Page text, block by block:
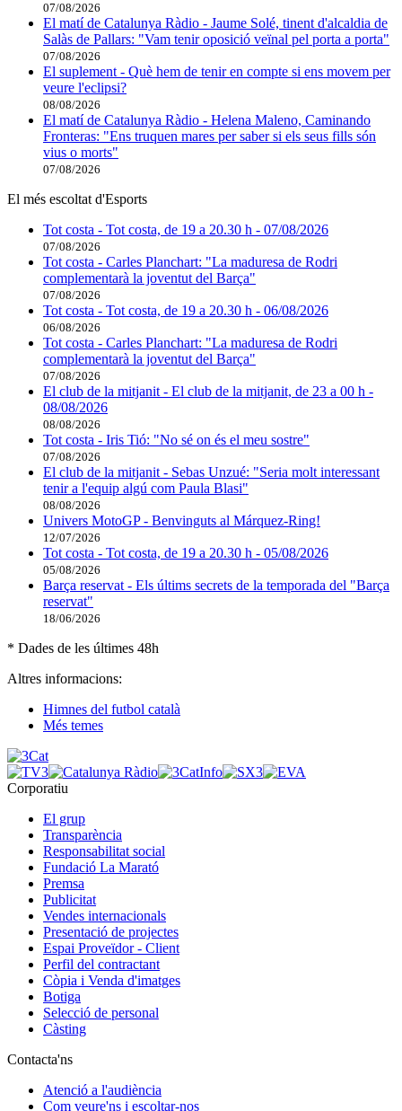
07/08/2026
El matí de Catalunya Ràdio - Jaume Solé, tinent d'alcaldia de
Salàs de Pallars: "Vam tenir oposició veïnal pel porta a porta"
07/08/2026
El suplement - Què hem de tenir en compte si ens movem per
veure l'eclipsi?
08/08/2026
El matí de Catalunya Ràdio - Helena Maleno, Caminando
Fronteras: "Ens truquen mares per saber si els seus fills són
vius o morts"
07/08/2026
El més escoltat d'Esports
Tot costa - Tot costa, de 19 a 20.30 h - 07/08/2026
07/08/2026
Tot costa - Carles Planchart: "La maduresa de Rodri
complementarà la joventut del Barça"
07/08/2026
Tot costa - Tot costa, de 19 a 20.30 h - 06/08/2026
06/08/2026
Tot costa - Carles Planchart: "La maduresa de Rodri
complementarà la joventut del Barça"
07/08/2026
El club de la mitjanit - El club de la mitjanit, de 23 a 00 h -
08/08/2026
08/08/2026
Tot costa - Iris Tió: "No sé on és el meu sostre"
07/08/2026
El club de la mitjanit - Sebas Unzué: "Seria molt interessant
tenir a l'equip algú com Paula Blasi"
08/08/2026
Univers MotoGP - Benvinguts al Márquez-Ring!
12/07/2026
Tot costa - Tot costa, de 19 a 20.30 h - 05/08/2026
05/08/2026
Barça reservat - Els últims secrets de la temporada del "Barça
reservat"
18/06/2026
* Dades de les últimes 48h
Altres informacions:
Himnes del futbol català
Més temes
Corporatiu
El grup
Transparència
Responsabilitat social
Fundació La Marató
Premsa
Publicitat
Vendes internacionals
Presentació de projectes
Espai Proveïdor - Client
Perfil del contractant
Còpia i Venda d'imatges
Botiga
Selecció de personal
Càsting
Contacta'ns
Atenció a l'audiència
Com veure'ns i escoltar-nos